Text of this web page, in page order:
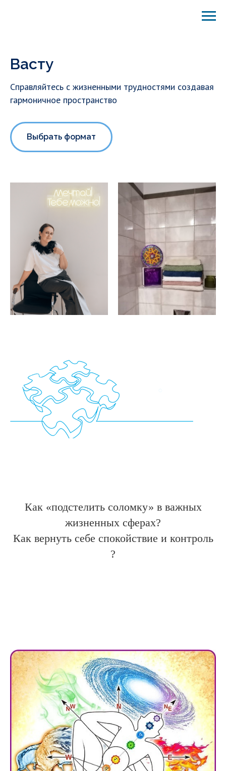
Васту
Справляйтесь с жизненными трудностями создавая
гармоничное пространство
Выбрать формат
Как «подстелить соломку» в важных
жизненных сферах?
Как вернуть себе спокойствие и контроль
?